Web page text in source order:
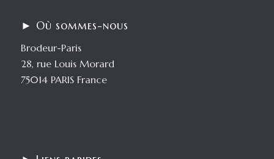
► Où sommes-nous
Brodeur-Paris
28, rue Louis Morard
75014 PARIS France